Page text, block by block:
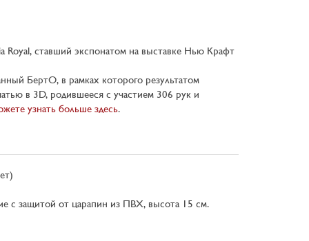
Royal, ставший экспонатом на выставке Нью Крафт
БертО, в рамках которого результатом
в 3D, родившееся с участием 306 рук и
узнать больше здесь.
с защитой от царапин из ПВХ, высота 15 см.